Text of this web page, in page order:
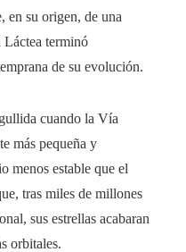
en su origen, de una
Láctea terminó
de su evolución.
cuando la Vía
más pequeña y
menos estable que el
tras miles de millones
sus estrellas acabaran
orbitales.